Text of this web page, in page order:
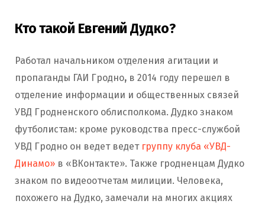
Кто такой Евгений Дудко?
Работал начальником отделения агитации и
пропаганды ГАИ Гродно, в 2014 году перешел в
отделение информации и общественных связей
УВД Гродненского облисполкома. Дудко знаком
футболистам: кроме руководства пресс-службой
УВД Гродно он ведет ведет группу клуба «УВД-
Динамо» в «ВКонтакте». Также гродненцам Дудко
знаком по видеоотчетам милиции. Человека,
похожего на Дудко, замечали на многих акциях